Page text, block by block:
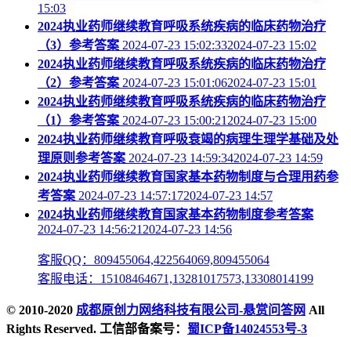
15:03
2024执业药师继续教育呼吸系统疾病的临床药物治疗
（3）参考答案 2024-07-23 15:02:332024-07-23 15:02
2024执业药师继续教育呼吸系统疾病的临床药物治疗
（2）参考答案 2024-07-23 15:01:062024-07-23 15:01
2024执业药师继续教育呼吸系统疾病的临床药物治疗
（1）参考答案 2024-07-23 15:00:212024-07-23 15:00
2024执业药师继续教育呼吸衰竭的病理生理学基础及处
理原则参考答案 2024-07-23 14:59:342024-07-23 14:59
2024执业药师继续教育国家基本药物制度与合理用药参
考答案 2024-07-23 14:57:172024-07-23 14:57
2024执业药师继续教育国家基本药物制度参考答案
2024-07-23 14:56:212024-07-23 14:56
客服QQ：809455064,422564069,809455064
客服电话：15108464671,13281017573,13308014199
© 2010-2020 成都原创力网络科技有限公司-悬赏问答网 All
Rights Reserved. 工信部备案号： 蜀ICP备14024553号-3